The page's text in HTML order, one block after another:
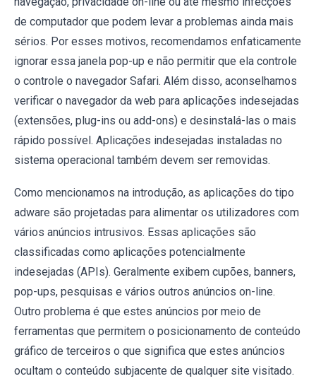
de computador que podem levar a problemas ainda mais
sérios. Por esses motivos, recomendamos enfaticamente
ignorar essa janela pop-up e não permitir que ela controle
o controle o navegador Safari. Além disso, aconselhamos
verificar o navegador da web para aplicações indesejadas
(extensões, plug-ins ou add-ons) e desinstalá-las o mais
rápido possível. Aplicações indesejadas instaladas no
sistema operacional também devem ser removidas.
Como mencionamos na introdução, as aplicações do tipo
adware são projetadas para alimentar os utilizadores com
vários anúncios intrusivos. Essas aplicações são
classificadas como aplicações potencialmente
indesejadas (APIs). Geralmente exibem cupões, banners,
pop-ups, pesquisas e vários outros anúncios on-line.
Outro problema é que estes anúncios por meio de
ferramentas que permitem o posicionamento de conteúdo
gráfico de terceiros o que significa que estes anúncios
ocultam o conteúdo subjacente de qualquer site visitado.